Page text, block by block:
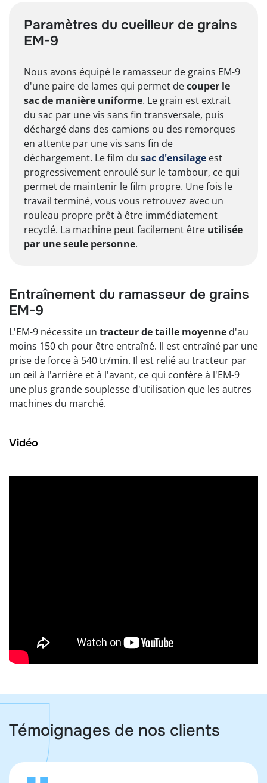
Paramètres du cueilleur de grains
EM-9
Nous avons équipé le ramasseur de grains EM-9
d'une paire de lames qui permet decouper le
sac de manière uniforme. Le grain est extrait
du sac par une vis sans fin transversale, puis
déchargé dans des camions ou des remorques
en attente par une vis sans fin de
déchargement. Le film du sac d'ensilage est
progressivement enroulé sur le tambour, ce qui
permet de maintenir le film propre. Une fois le
travail terminé, vous vous retrouvez avec un
rouleau propre prêt à être immédiatement
recyclé. La machine peut facilement être utilisée
par une seule personne.
Entraînement du ramasseur de grains
EM-9
L'EM-9 nécessite un tracteur de taille moyenne d'au
moins 150 ch pour être entraîné. Il est entraîné par une
prise de force à 540 tr/min. Il est relié au tracteur par
un œil à l'arrière et à l'avant, ce qui confère à l'EM-9
une plus grande souplesse d'utilisation que les autres
machines du marché.
Vidéo
Témoignages de nos clients